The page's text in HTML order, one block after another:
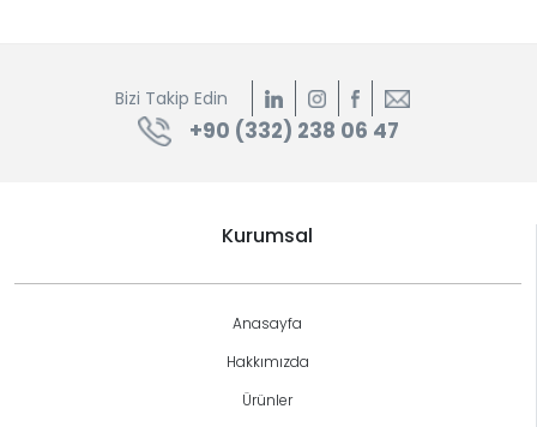
Bizi Takip Edin
+90 (332) 238 06 47
Kurumsal
Anasayfa
Hakkımızda
Ürünler